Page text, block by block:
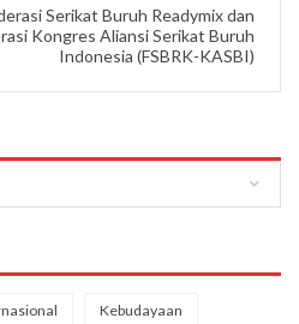
Serikat Buruh Readymix dan
Kongres Aliansi Serikat Buruh
Indonesia (FSBRK-KASBI)
Kebudayaan